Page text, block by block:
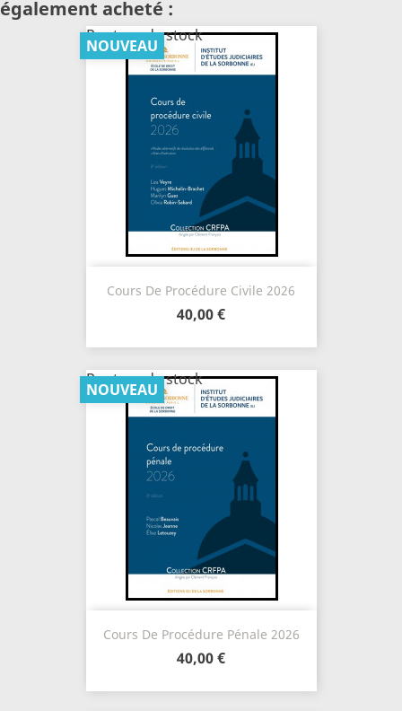
également acheté :
Cours De Procédure Civile 2026
40,00 €
NOUVEAU
Rupture de stock
Cours De Procédure Pénale 2026
40,00 €
NOUVEAU
Rupture de stock